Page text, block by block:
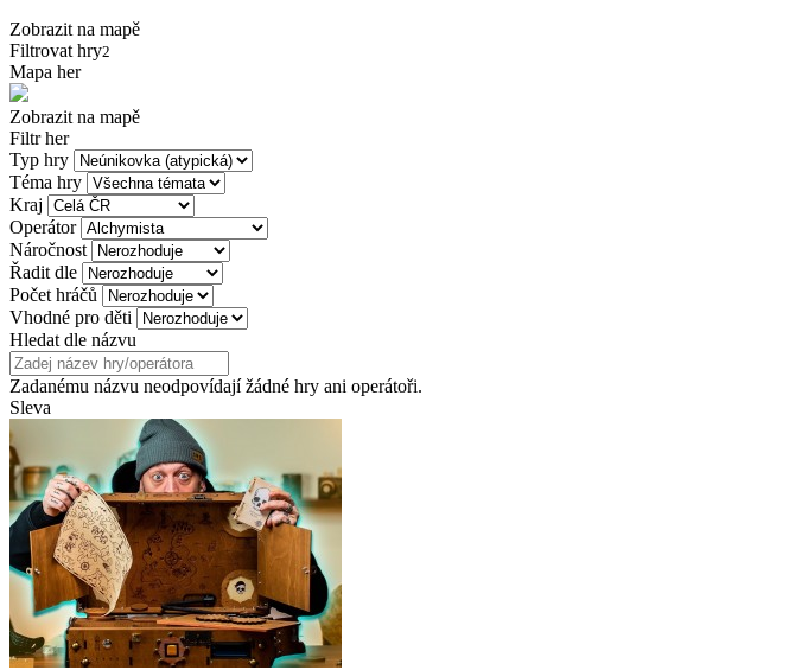
Zobrazit na mapě
Filtrovat hry2
Mapa her
Zobrazit na mapě
Filtr her
Typ hry
Téma hry
Kraj
Operátor
Náročnost
Řadit dle
Počet hráčů
Vhodné pro děti
Hledat dle názvu
Zadanému názvu neodpovídají žádné hry ani operátoři.
Sleva